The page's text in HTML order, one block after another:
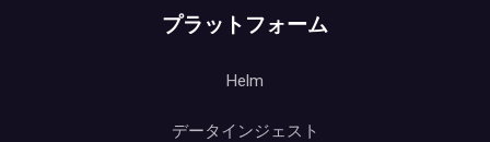
プラットフォーム
Helm
データインジェスト